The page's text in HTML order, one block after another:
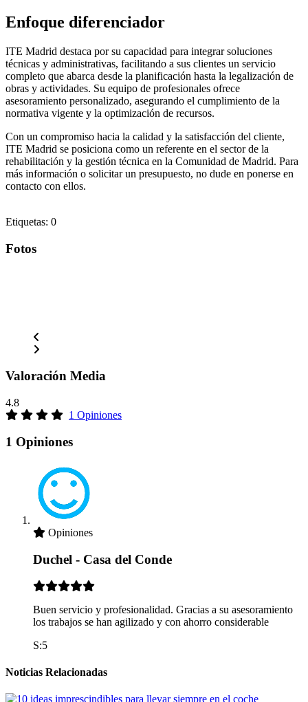
Enfoque diferenciador
ITE Madrid destaca por su capacidad para integrar soluciones
técnicas y administrativas, facilitando a sus clientes un servicio
completo que abarca desde la planificación hasta la legalización de
obras y actividades. Su equipo de profesionales ofrece
asesoramiento personalizado, asegurando el cumplimiento de la
normativa vigente y la optimización de recursos.
Con un compromiso hacia la calidad y la satisfacción del cliente,
ITE Madrid se posiciona como un referente en el sector de la
rehabilitación y la gestión técnica en la Comunidad de Madrid. Para
más información o solicitar un presupuesto, no dude en ponerse en
contacto con ellos.
Etiquetas: 0
Fotos
Valoración Media
4.8
1 Opiniones
1 Opiniones
Opiniones
Duchel - Casa del Conde
Buen servicio y profesionalidad. Gracias a su asesoramiento
los trabajos se han agilizado y con ahorro considerable
S:5
Noticias Relacionadas